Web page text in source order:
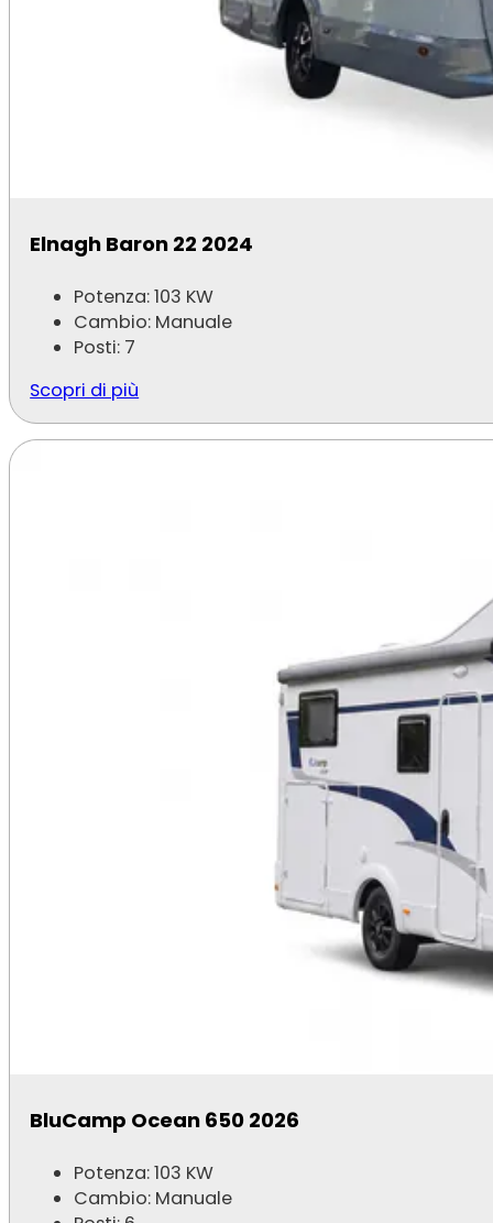
Elnagh Baron 22 2024
Potenza: 103 KW
Cambio: Manuale
Posti: 7
Scopri di più
BluCamp Ocean 650 2026
Potenza: 103 KW
Cambio: Manuale